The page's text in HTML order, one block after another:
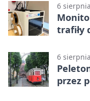
6
trafiły
6
przez